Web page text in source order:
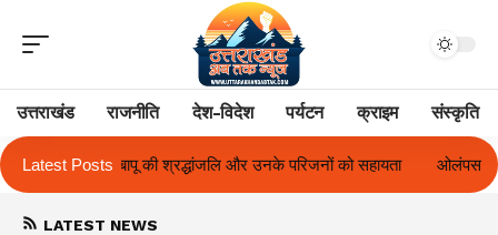
उत्तराखंड राजनीति देश-विदेश पर्यटन क्राइम संस्कृति
Latest Posts
को सहायता ओलंपस हाई के इंटर-हाउस फुटबॉल टूर्नामेंट में रिग हाउस
LATEST NEWS